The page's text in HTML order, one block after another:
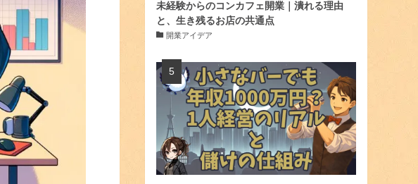
未経験からのコンカフェ開業｜潰れる理由
と、生き残るお店の共通点
開業アイデア